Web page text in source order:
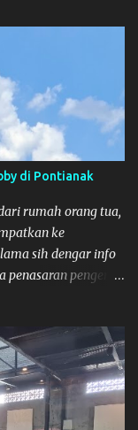
di Pontianak
rumah orang tua,
ke
sih dengar info
pengen
ortu di Sepakat,
ke Mempawah
part disini.